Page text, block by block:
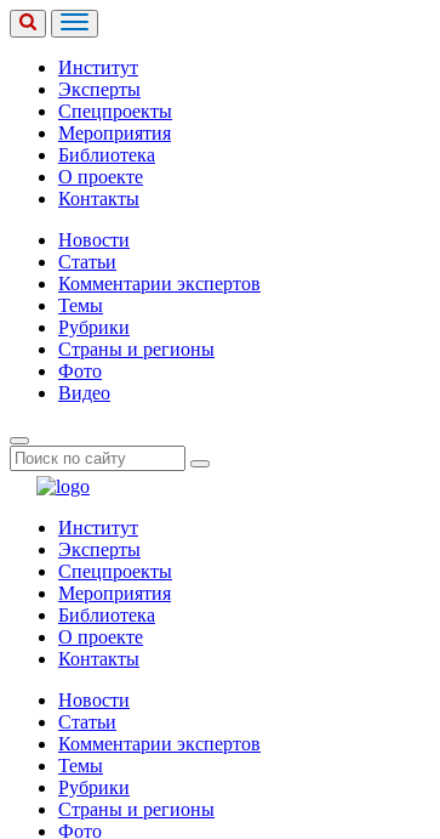
Институт
Эксперты
Спецпроекты
Мероприятия
Библиотека
О проекте
Контакты
Новости
Статьи
Комментарии экспертов
Темы
Рубрики
Страны и регионы
Фото
Видео
Институт
Эксперты
Спецпроекты
Мероприятия
Библиотека
О проекте
Контакты
Новости
Статьи
Комментарии экспертов
Темы
Рубрики
Страны и регионы
Фото